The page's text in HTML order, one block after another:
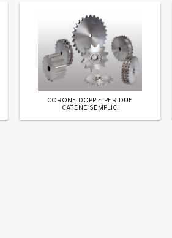
CORONE DOPPIE PER DUE
CATENE SEMPLICI